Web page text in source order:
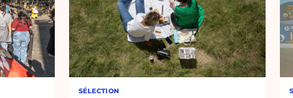
SÉLECTION